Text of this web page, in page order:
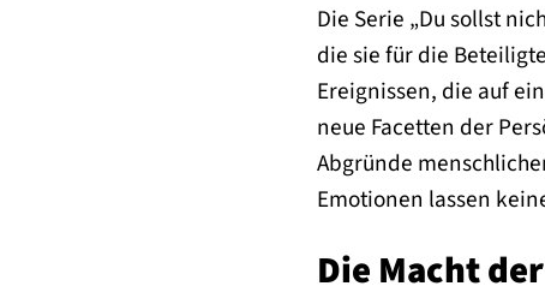
Die Serie „Du sollst
die sie für die
Ereignissen, die auf
neue Facetten der
Abgründe
Emotionen lassen
Die Macht